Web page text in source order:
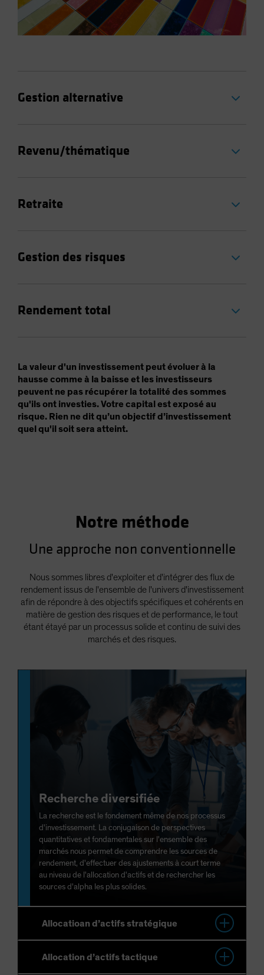
Gestion alternative
Revenu/thématique
Retraite
Gestion des risques
Rendement total
La valeur d'un investissement peut évoluer à la
hausse comme à la baisse et les investisseurs
peuvent ne pas récupérer la totalité des sommes
qu'ils ont investies. Votre capital est exposé au
risque. Rien ne dit qu’un objectif d’investissement
quel qu'il soit sera atteint.
Notre méthode
Une approche non conventionnelle
Nous sommes libres d'exploiter et d'intégrer des flux de
rendement issus de l'ensemble de l'univers d'investissement
afin de répondre à des objectifs spécifiques et cohérents en
matière de gestion des risques et de performance, le tout
étant étayé par un processus solide et continu de suivi des
marchés et des risques.